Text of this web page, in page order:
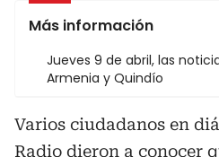
Más información
Jueves 9 de abril, las
Armenia y Quindío
Varios ciudadanos en
Radio dieron a conocer